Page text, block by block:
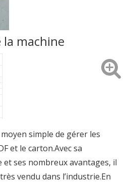
la machine
simple de gérer les
et le carton.Avec sa
ses nombreux avantages, il
vendu dans l’industrie.En